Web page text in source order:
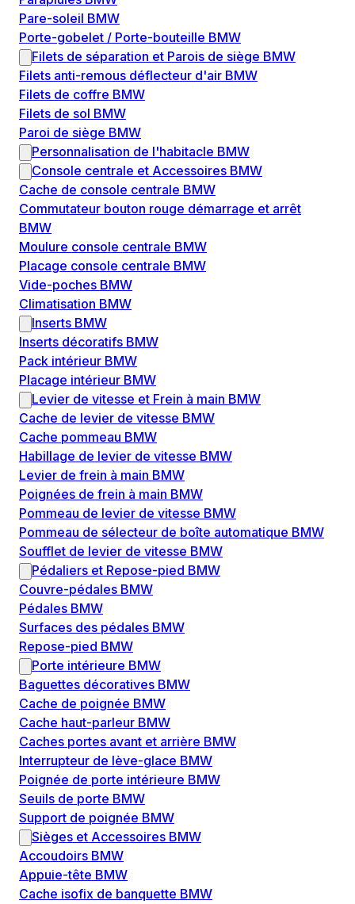
Pare-soleil BMW
Porte-gobelet / Porte-bouteille BMW
Filets de séparation et Parois de siège BMW
Filets anti-remous déflecteur d'air BMW
Filets de coffre BMW
Filets de sol BMW
Paroi de siège BMW
Personnalisation de l'habitacle BMW
Console centrale et Accessoires BMW
Cache de console centrale BMW
Commutateur bouton rouge démarrage et arrêt
BMW
Moulure console centrale BMW
Placage console centrale BMW
Vide-poches BMW
Climatisation BMW
Inserts BMW
Inserts décoratifs BMW
Pack intérieur BMW
Placage intérieur BMW
Levier de vitesse et Frein à main BMW
Cache de levier de vitesse BMW
Cache pommeau BMW
Habillage de levier de vitesse BMW
Levier de frein à main BMW
Poignées de frein à main BMW
Pommeau de levier de vitesse BMW
Pommeau de sélecteur de boîte automatique BMW
Soufflet de levier de vitesse BMW
Pédaliers et Repose-pied BMW
Couvre-pédales BMW
Pédales BMW
Surfaces des pédales BMW
Repose-pied BMW
Porte intérieure BMW
Baguettes décoratives BMW
Cache de poignée BMW
Cache haut-parleur BMW
Caches portes avant et arrière BMW
Interrupteur de lève-glace BMW
Poignée de porte intérieure BMW
Seuils de porte BMW
Support de poignée BMW
Sièges et Accessoires BMW
Accoudoirs BMW
Appuie-tête BMW
Cache isofix de banquette BMW